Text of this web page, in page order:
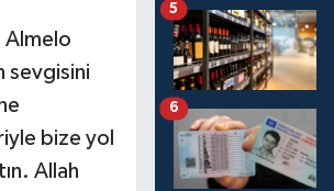
Almelo
sevgisini
bize yol
Allah
5
6